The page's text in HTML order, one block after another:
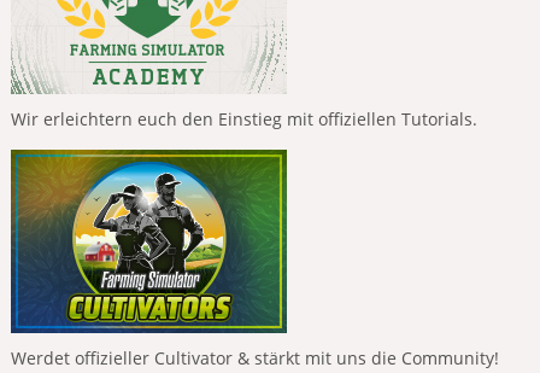
Wir erleichtern euch den Einstieg mit offiziellen Tutorials.
Werdet offizieller Cultivator & stärkt mit uns die Community!